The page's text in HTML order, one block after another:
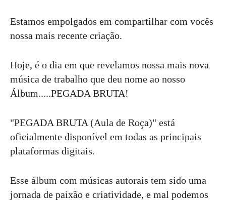
Estamos empolgados em compartilhar com vocês
nossa mais recente criação.
Hoje, é o dia em que revelamos nossa mais nova
música de trabalho que deu nome ao nosso
Álbum.....PEGADA BRUTA!
"PEGADA BRUTA (Aula de Roça)" está
oficialmente disponível em todas as principais
plataformas digitais.
Esse álbum com músicas autorais tem sido uma
jornada de paixão e criatividade, e mal podemos